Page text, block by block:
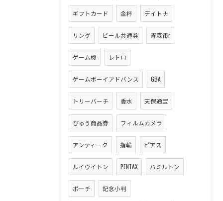
ギフトカード 金杯 デイトナ
リング ビール共通券 青森市r
ゲーム機 レトロ
ゲームボーイアドバンス GBA
トリーバーチ 香水 天保通宝
びゅう商品券 フィルムカメラ
アンティーク 指輪 ピアス
ルイヴイトン PENTAX ハミルトン
ポーチ 記念小判